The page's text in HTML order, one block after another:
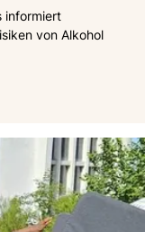
informiert
von Alkohol